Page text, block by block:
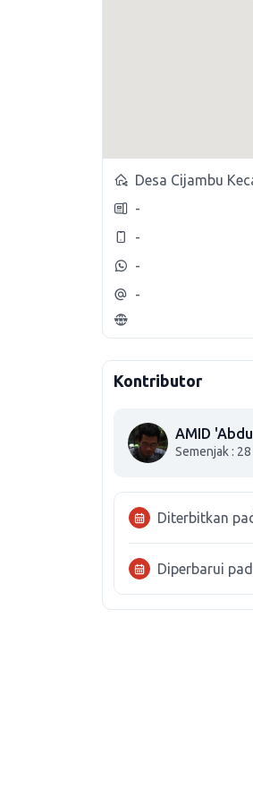
Desa Cijambu
-
-
-
-
Kontributor
AMID
Semenjak :
Diterbitkan
Diperbarui